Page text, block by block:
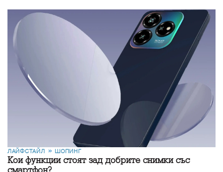
ЛАЙФСТАЙЛ ШОПИНГ
Кои функции стоят зад добрите снимки със